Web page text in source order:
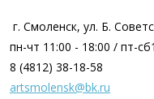
г. Смоленск, ул. Б.
пн-чт 11:00 - 18:00 / пт-
8 (4812) 38-18-58
artsmolensk@bk.ru